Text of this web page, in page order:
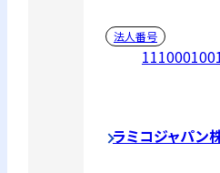
法人番号
ラミコジャパン